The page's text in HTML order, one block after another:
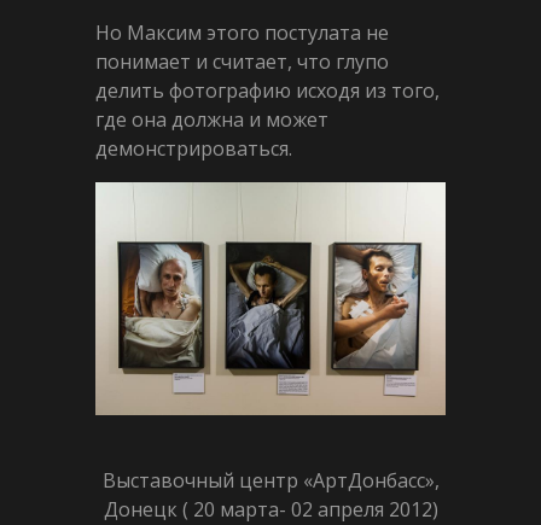
Но Максим этого постулата не
понимает и считает, что глупо
делить фотографию исходя из того,
где она должна и может
демонстрироваться.
Выставочный центр «АртДонбасс»,
Донецк ( 20 марта- 02 апреля 2012)